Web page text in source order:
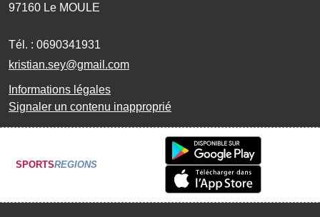
97160 Le MOULE
Tél. : 0690341931
kristian.sey@gmail.com
Informations légales
Signaler un contenu inapproprié
SPORTSREGIONS